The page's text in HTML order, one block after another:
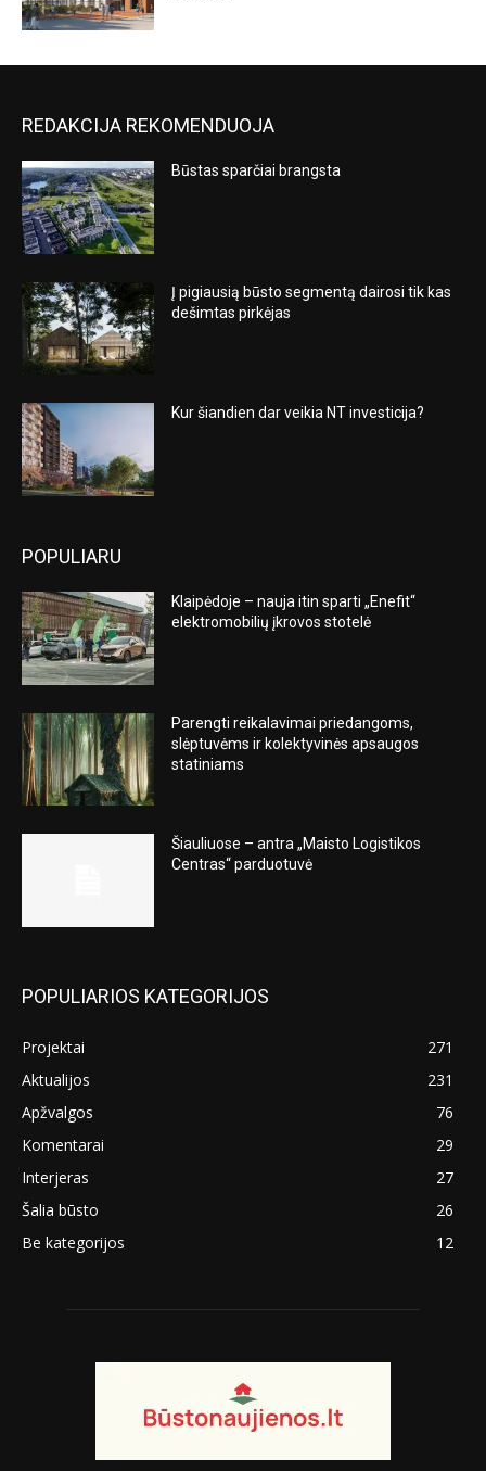
REDAKCIJA REKOMENDUOJA
Būstas sparčiai brangsta
Į pigiausią būsto segmentą dairosi tik kas
dešimtas pirkėjas
Kur šiandien dar veikia NT investicija?
POPULIARU
Klaipėdoje – nauja itin sparti „Enefit“
elektromobilių įkrovos stotelė
Parengti reikalavimai priedangoms,
slėptuvėms ir kolektyvinės apsaugos
statiniams
Šiauliuose – antra „Maisto Logistikos
Centras“ parduotuvė
POPULIARIOS KATEGORIJOS
Projektai
271
Aktualijos
231
Apžvalgos
76
Komentarai
29
Interjeras
27
Šalia būsto
26
Be kategorijos
12